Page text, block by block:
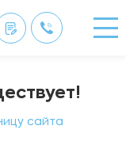
сайта